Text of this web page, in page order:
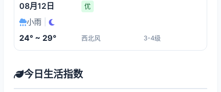
08月12日 优
小雨
24° ~ 29° 西北风 3-4级
今日生活指数